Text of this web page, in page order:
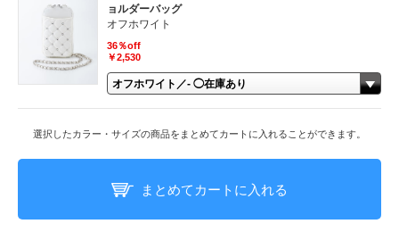
ョルダーバッグ
オフホワイト
36％off
￥2,530
選択したカラー・サイズの商品をまとめてカートに入れることができます。
まとめてカートに入れる